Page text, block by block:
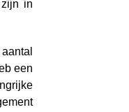
in
een